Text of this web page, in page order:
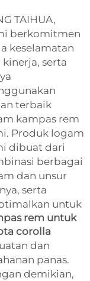
TAIHUA,
berkomitmen
keselamatan
kinerja, serta
terbaik
kampas rem
Produk logam
dibuat dari
berbagai
dan unsur
serta
untuk
rem untuk
corolla
dan
panas.
demikian,